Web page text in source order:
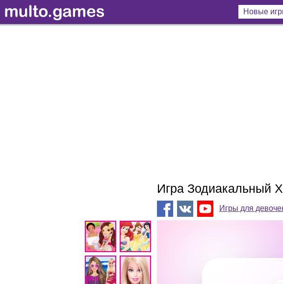
Новые
Игра Зодиакальный
Игры для